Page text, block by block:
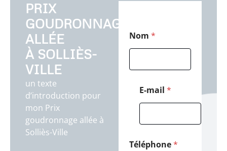
PRIX
GOUDRONNAGE
ALLÉE
À SOLLIÈS-
VILLE
un texte
d’introduction pour
mon Prix
goudronnage allée à
Solliès-Ville
Nom *
d
N
E-mail *
Téléphone*